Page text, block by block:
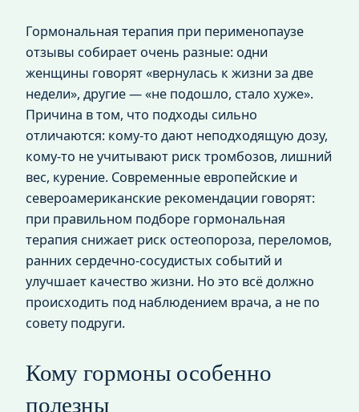
Гормональная терапия при перименопаузе
отзывы собирает очень разные: одни
женщины говорят «вернулась к жизни за две
недели», другие — «не подошло, стало хуже».
Причина в том, что подходы сильно
отличаются: кому‑то дают неподходящую дозу,
кому‑то не учитывают риск тромбозов, лишний
вес, курение. Современные европейские и
североамериканские рекомендации говорят:
при правильном подборе гормональная
терапия снижает риск остеопороза, переломов,
ранних сердечно‑сосудистых событий и
улучшает качество жизни. Но это всё должно
происходить под наблюдением врача, а не по
совету подруги.
Кому гормоны особенно
полезны